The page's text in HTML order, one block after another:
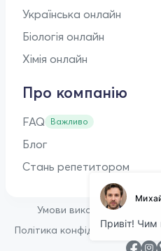
Українська онлайн
Біологія онлайн
Хімія онлайн
Про компанію
FAQ Важливо
Блог
Стань репетитором
Умови використання
Політика конфіденційності •